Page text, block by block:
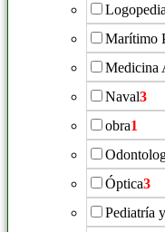
Logopedia
Marítimo
Medicina
Naval3
obra1
Óptica3
Pediatría